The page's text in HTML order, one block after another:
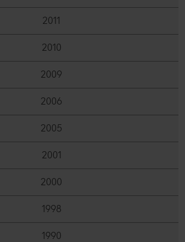
2011
2010
2009
2006
2005
2001
2000
1998
1990